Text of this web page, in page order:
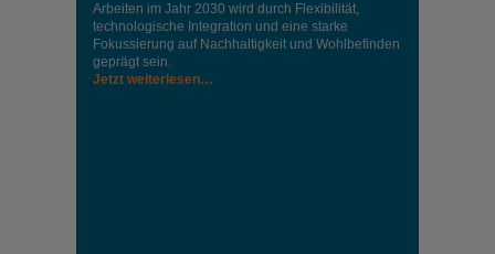
Arbeiten im Jahr 2030 wird durch Flexibilität,
technologische Integration und eine starke
Fokussierung auf Nachhaltigkeit und Wohlbefinden
geprägt sein.
Jetzt weiterlesen…